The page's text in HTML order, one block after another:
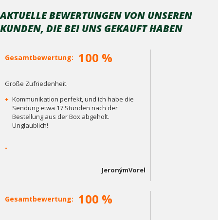
AKTUELLE BEWERTUNGEN VON UNSEREN
KUNDEN, DIE BEI ​​UNS GEKAUFT HABEN
Gesamtbewertung: 100 %
Große Zufriedenheit.
+ Kommunikation perfekt, und ich habe die
Sendung etwa 17 Stunden nach der
Bestellung aus der Box abgeholt.
Unglaublich!
-
JeronýmVorel
Gesamtbewertung: 100 %